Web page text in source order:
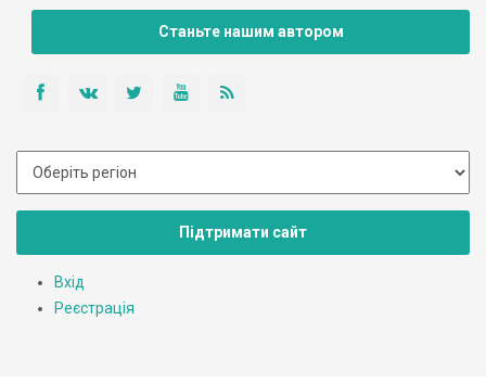
Станьте нашим автором
Підтримати сайт
Вхід
Реєстрація